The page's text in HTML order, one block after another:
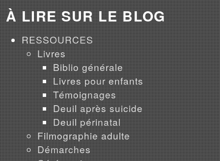
À LIRE SUR LE BLOG
RESSOURCES
Livres
Biblio générale
Livres pour enfants
Témoignages
Deuil après suicide
Deuil périnatal
Filmographie adulte
Démarches